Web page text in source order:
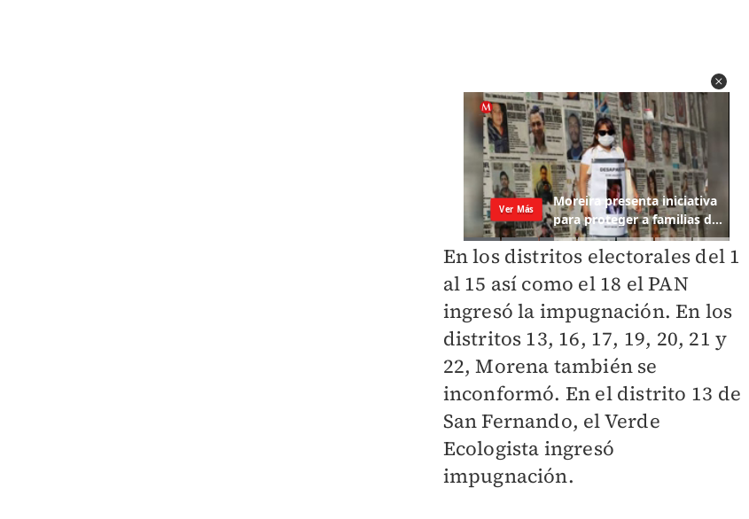
En los distritos electorales del 1
al 15 así como el 18 el PAN
ingresó la impugnación. En los
distritos 13, 16, 17, 19, 20, 21 y
22, Morena también se
inconformó. En el distrito 13 de
San Fernando, el Verde
Ecologista ingresó
impugnación.